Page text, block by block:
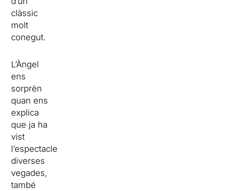
clàssic
molt
conegut.
L’Àngel
ens
sorprèn
quan ens
explica
que ja ha
vist
l’espectacle
diverses
vegades,
també